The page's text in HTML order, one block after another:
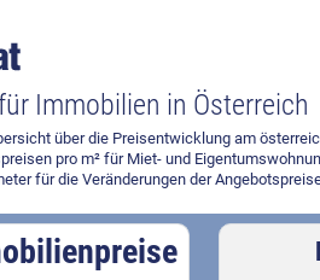
Immobilien in Österreich
über die Preisentwicklung am
pro m² für Miet- und
für die Veränderungen der